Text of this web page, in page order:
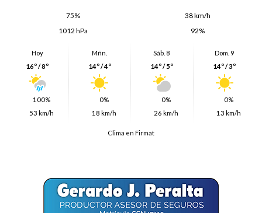
75%
38 km/h
1012 hPa
92%
Hoy
16º / 8º
100%
53 km/h
Mñn.
14º / 4º
0%
18 km/h
Sáb. 8
14º / 5º
0%
26 km/h
Dom. 9
14º / 3º
0%
13 km/h
Clima en Firmat